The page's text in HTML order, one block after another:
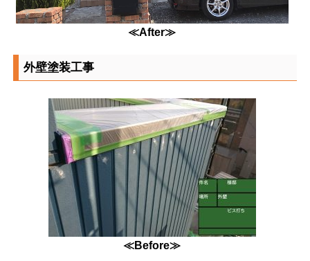
≪After≫
外壁塗装工事
≪Before≫